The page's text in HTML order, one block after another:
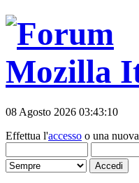
08 Agosto 2026 03:43:10
Effettua l'accesso o una nuova